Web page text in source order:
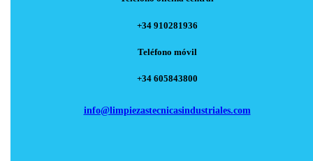
+34 910281936
Teléfono móvil
+34 605843800
info@limpiezastecnicasindustriales.com